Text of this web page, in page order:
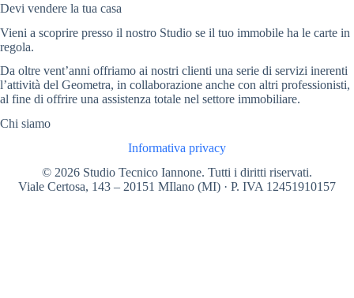
Devi vendere la tua casa
Vieni a scoprire presso il nostro Studio se il tuo immobile ha le carte in
regola.
Da oltre vent’anni offriamo ai nostri clienti una serie di servizi inerenti
l’attività del Geometra, in collaborazione anche con altri professionisti,
al fine di offrire una assistenza totale nel settore immobiliare.
Chi siamo
Informativa privacy
© 2026 Studio Tecnico Iannone. Tutti i diritti riservati.
Viale Certosa, 143 – 20151 MIlano (MI) · P. IVA 12451910157